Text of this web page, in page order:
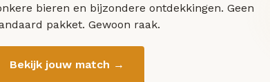
bieren en bijzondere ontdekkingen. Geen
pakket. Gewoon raak.
Bekijk jouw match →